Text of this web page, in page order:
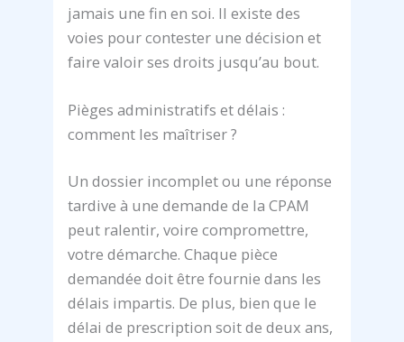
jamais une fin en soi. Il existe des
voies pour contester une décision et
faire valoir ses droits jusqu’au bout.
Pièges administratifs et délais :
comment les maîtriser ?
Un dossier incomplet ou une réponse
tardive à une demande de la CPAM
peut ralentir, voire compromettre,
votre démarche. Chaque pièce
demandée doit être fournie dans les
délais impartis. De plus, bien que le
délai de prescription soit de deux ans,